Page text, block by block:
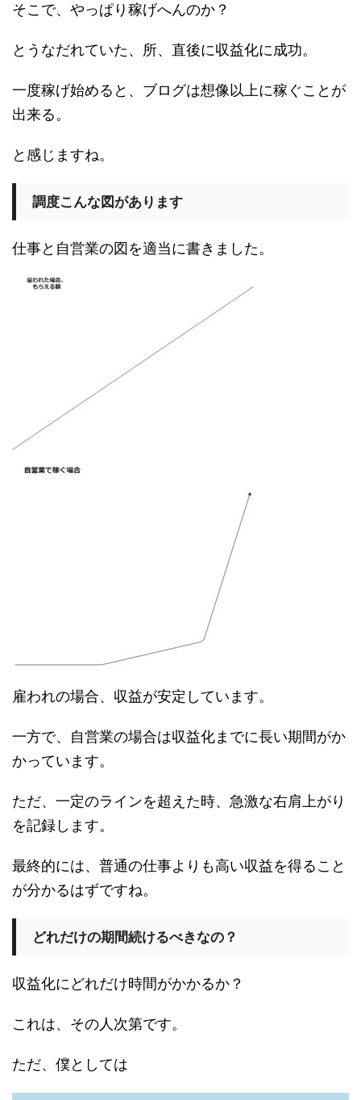
そこで、やっぱり稼げへんのか？
とうなだれていた、所、直後に収益化に成功。
一度稼げ始めると、ブログは想像以上に稼ぐことが
出来る。
と感じますね。
調度こんな図があります
仕事と自営業の図を適当に書きました。
雇われの場合、収益が安定しています。
一方で、自営業の場合は収益化までに長い期間がか
かっています。
ただ、一定のラインを超えた時、急激な右肩上がり
を記録します。
最終的には、普通の仕事よりも高い収益を得ること
が分かるはずですね。
どれだけの期間続けるべきなの？
収益化にどれだけ時間がかかるか？
これは、その人次第です。
ただ、僕としては